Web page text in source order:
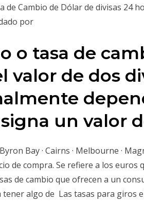
de Cambio de Dólar de divisas 24
por
o tasa de
valor de dos
un valor
Bay · Cairns · Melbourne ·
de compra. Se refiere a los euros
de cambio que ofrecen a un
algo de Las tasas para giros